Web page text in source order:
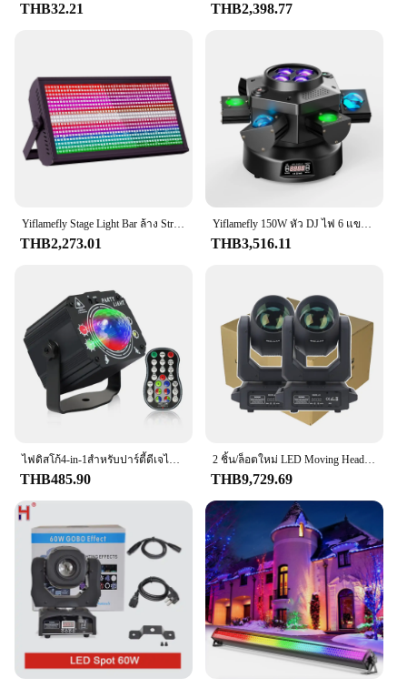
THB32.21 THB2,398.77
Yiflamefly Stage Light Bar ล้าง Strobe ไฟ 130W RGB LED Uplight บาร์ DMX512 DJ ไฟสําหรับปาร์ตี้ดิสโก้งานแต่งงานวันหยุด KTV
THB2,273.01
Yiflamefly 150W หัว DJ ไฟ 6 แขนไฟ RGBW 4IN1 ไฟ LED DMX512 สําหรับงานแต่งงานดิสโก้ KTV งานแต่งงาน
THB3,516.11
ไฟดิสโก้4-in-1สำหรับปาร์ตี้ดีเจไฟเวที USB ขนาดเล็กควบคุมด้วยเสียงสีแดงและสีเขียวไฟแฟลชรถยนต์เวทีคลับเอฟเฟกต์ตกแต่งวันหยุด
THB485.90
2 ชิ้น/ล็อตใหม่ LED Moving Head Light 200W Beam + จุด + 18 หมุนปริซึม + Rainbow Effect Dj Dmx Stage Light Effect Light Disco Dj Bar
THB9,729.69